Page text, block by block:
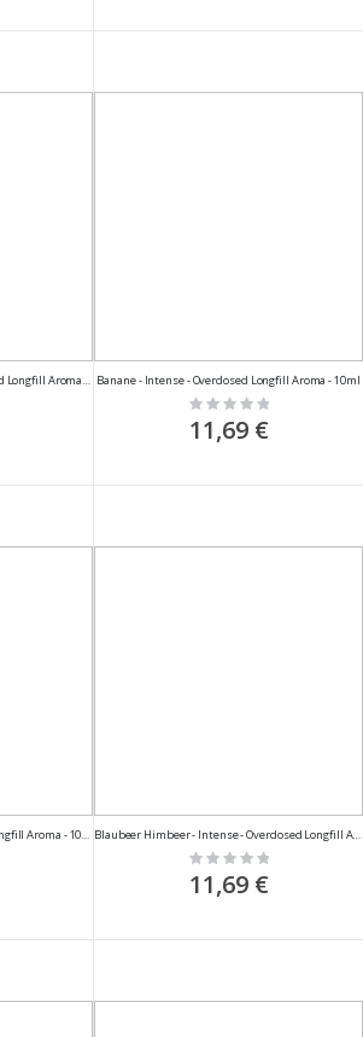
Apfel Pfirsich - Intense - Overdosed Longfill Aroma - 10ml Banane - Intense - Overdosed Longfill Aroma - 10ml
Rating:
0%
11,69 €
Blaubeer - Intense - Overdosed Longfill Aroma - 10ml Blaubeer Himbeer - Intense - Overdosed Longfill Aroma - 10ml
Rating:
11,69 €